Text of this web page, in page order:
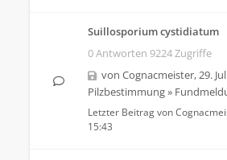
Suillosporium cystidiatum
0 Antworten 9224 Zugriffe
von Cognacmeister,29.
Pilzbestimmung»
Letzter Beitrag von
15:43